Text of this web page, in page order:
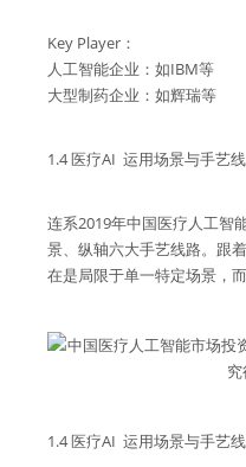
Key Player：
人工智能企业：如IBM等
大型制药企业：如辉瑞等
1.4 医疗AI 运用场景与手艺
连系2019年中国医疗人工智
景、纵轴六大手艺线路。跟
在是局限于单一特定场景，
1.4 医疗AI 运用场景与手艺